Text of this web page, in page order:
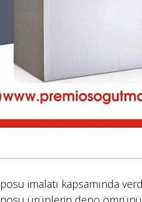
imalatı kapsamında